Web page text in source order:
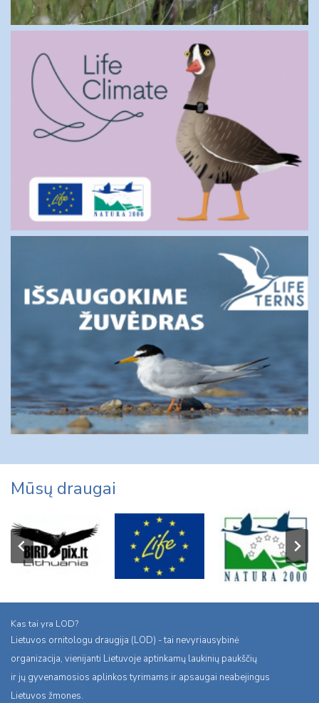
Mūsų draugai
Kas tai yra LOD?
Lietuvos ornitologu draugija (LOD) - tai nevyriausybinė
organizacija, vienijanti Lietuvoje aptinkamų laukinių paukščių
ir jų gyvenamosios aplinkos tyrimams ir apsaugai neabejingus
Lietuvos žmones.